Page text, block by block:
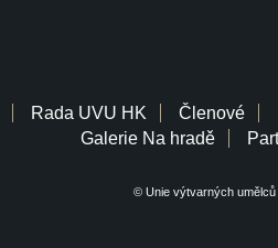
Rada UVU HK Členové
Galerie Na hradě
© Unie výtvarných